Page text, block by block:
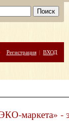
Регистрация | ВХОД
маркета» -